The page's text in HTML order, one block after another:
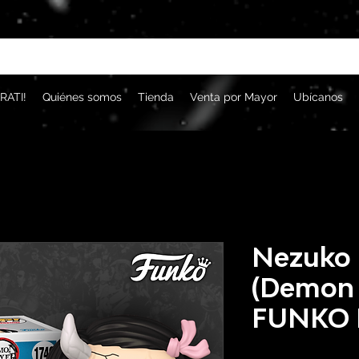
Quiénes somos Tienda Venta por Mayor Ubícanos
FUNKO